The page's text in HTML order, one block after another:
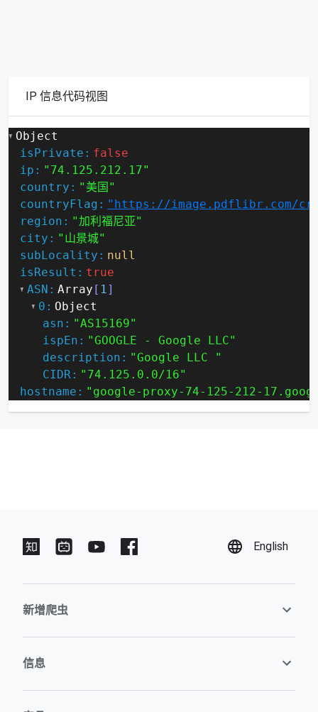
IP 信息代码视图
Object
isPrivate: false
ip: "74.125.212.17"
country: "美国"
countryFlag: "https://image.pdflibr.com/
region: "加利福尼亚"
city: "山景城"
subLocality: null
isResult: true
ASN: Array [ 1]
0: Object
asn: "AS15169"
ispEn: "GOOGLE - Google LLC"
description: "Google LLC "
CIDR: "74.125.0.0/16"
hostname: "google-proxy-74-125-212-
English
新增爬虫
信息